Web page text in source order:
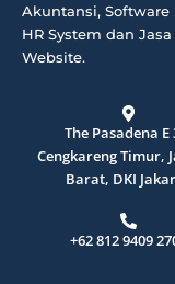
Akuntansi, Software
HR System dan
Website.
The Pasadena E
Cengkareng Timur,
Barat, DKI
+62 812 9409